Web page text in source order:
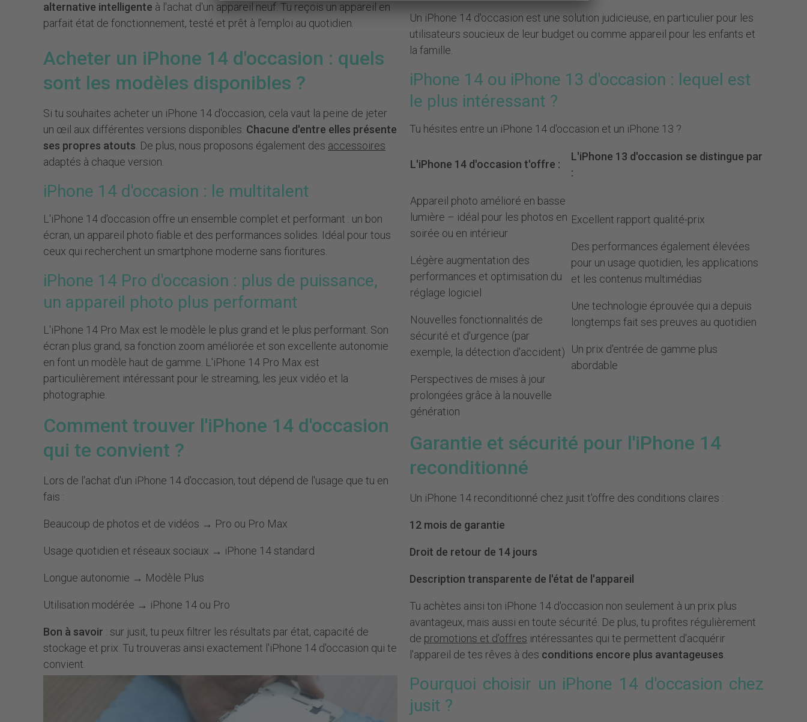
alternative intelligente à l'achat d'un appareil neuf. Tu reçois un appareil en
parfait état de fonctionnement, testé et prêt à l'emploi au quotidien.
Acheter un iPhone 14 d'occasion : quels
sont les modèles disponibles ?
Si tu souhaites acheter un iPhone 14 d'occasion, cela vaut la peine de jeter
un œil aux différentes versions disponibles. Chacune d'entre elles présente
ses propres atouts . De plus, nous proposons également des accessoires
adaptés à chaque version.
iPhone 14 d'occasion : le multitalent
L'iPhone 14 d'occasion offre un ensemble complet et performant : un bon
écran, un appareil photo fiable et des performances solides. Idéal pour tous
ceux qui recherchent un smartphone moderne sans fioritures.
iPhone 14 Pro d'occasion : plus de puissance,
un appareil photo plus performant
L'iPhone 14 Pro Max est le modèle le plus grand et le plus performant. Son
écran plus grand, sa fonction zoom améliorée et son excellente autonomie
en font un modèle haut de gamme. L'iPhone 14 Pro Max est
particulièrement intéressant pour le streaming, les jeux vidéo et la
photographie.
Comment trouver l'iPhone 14 d'occasion
qui te convient ?
Lors de l'achat d'un iPhone 14 d'occasion, tout dépend de l'usage que tu en
fais :
Beaucoup de photos et de vidéos → Pro ou Pro Max
Usage quotidien et réseaux sociaux → iPhone 14 standard
Longue autonomie → Modèle Plus
Utilisation modérée → iPhone 14 ou Pro
Bon à savoir : sur jusit, tu peux filtrer les résultats par état, capacité de
stockage et prix. Tu trouveras ainsi exactement l'iPhone 14 d'occasion qui te
convient.
Un iPhone 14 d'occasion est une solution judicieuse, en particulier pour les
utilisateurs soucieux de leur budget ou comme appareil pour les enfants et
la famille.
iPhone 14 ou iPhone 13 d'occasion : lequel est
le plus intéressant ?
Tu hésites entre un iPhone 14 d'occasion et un iPhone 13 ?
L'iPhone 14 d'occasion t'offre :
L'iPhone 13 d'occasion se distingue par
:
Appareil photo amélioré en basse
lumière – idéal pour les photos en
soirée ou en intérieur
Légère augmentation des
performances et optimisation du
réglage logiciel
Nouvelles fonctionnalités de
sécurité et d'urgence (par
exemple, la détection d'accident)
Perspectives de mises à jour
prolongées grâce à la nouvelle
génération
Excellent rapport qualité-prix
Des performances également élevées
pour un usage quotidien, les applications
et les contenus multimédias
Une technologie éprouvée qui a depuis
longtemps fait ses preuves au quotidien
Un prix d'entrée de gamme plus
abordable
Garantie et sécurité pour l'iPhone 14
reconditionné
Un iPhone 14 reconditionné chez jusit t'offre des conditions claires :
12 mois de garantie
Droit de retour de 14 jours
Description transparente de l'état de l'appareil
Tu achètes ainsi ton iPhone 14 d'occasion non seulement à un prix plus
avantageux, mais aussi en toute sécurité. De plus, tu profites régulièrement
de promotions et d'offres intéressantes qui te permettent d'acquérir
l'appareil de tes rêves à des conditions encore plus avantageuses
Pourquoi choisir un iPhone 14 d'occasion chez
jusit ?